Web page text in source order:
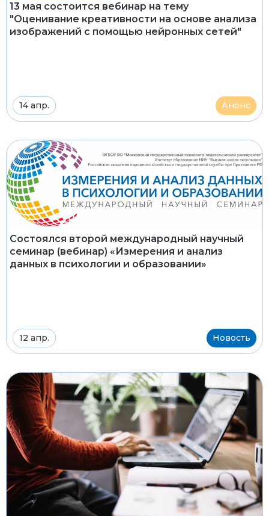
13 мая состоится вебинар на тему
"Оценивание креативности на основе анализа
изображений с помощью нейронных сетей"
14 апр. Анонс
Cостоялся второй международный научный
семинар (вебинар) «Измерения и анализ
данных в психологии и образовании»
12 апр. Новость